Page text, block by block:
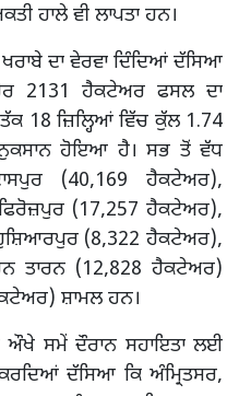
ਹਾਲੇ ਵੀ ਲਾਪਤਾ ਹਨ।
ਦਾ ਵੇਰਵਾ ਦਿੰਦਿਆਂ ਦੱਸਿਆ
2131 ਹੈਕਟੇਅਰ ਫਸਲ ਦਾ
18 ਜ਼ਿਲ੍ਹਿਆਂ ਵਿੱਚ ਕੁੱਲ 1.74
ਹੋਇਆ ਹੈ। ਸਭ ਤੋਂ ਵੱਧ
(40,169 ਹੈਕਟੇਅਰ),
(17,257 ਹੈਕਟੇਅਰ),
(8,322 ਹੈਕਟੇਅਰ),
ਤਾਰਨ (12,828 ਹੈਕਟੇਅਰ)
ਸ਼ਾਮਲ ਹਨ।
ਸਮੇਂ ਦੌਰਾਨ ਸਹਾਇਤਾ ਲਈ
ਦੱਸਿਆ ਕਿ ਅੰਮ੍ਰਿਤਸਰ,